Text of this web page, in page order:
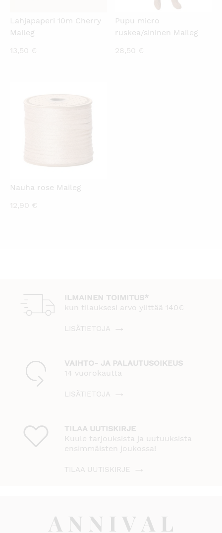
Lahjapaperi 10m Cherry
Maileg
13,50 €
Pupu micro
ruskea/sininen Maileg
28,50 €
KATSO PIKANÄKYMÄ
Nauha rose Maileg
12,90 €
ILMAINEN TOIMITUS*
kun tilauksesi arvo ylittää 140€
LISÄTIETOJA
VAIHTO- JA PALAUTUSOIKEUS
14 vuorokautta
LISÄTIETOJA
TILAA UUTISKIRJE
Kuule tarjouksista ja uutuuksista
ensimmäisten joukossa!
TILAA UUTISKIRJE